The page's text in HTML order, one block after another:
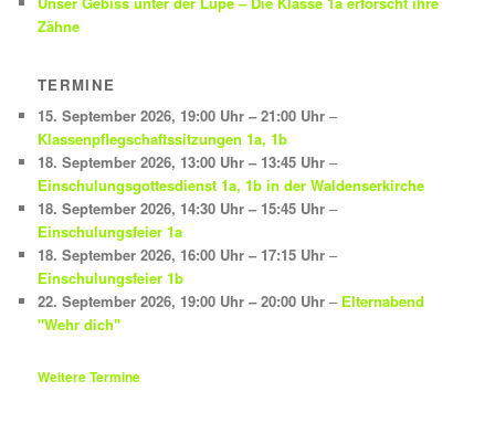
Zähne
TERMINE
15. September 2026, 19:00 Uhr – 21:00 Uhr –
Klassenpflegschaftssitzungen 1a, 1b
18. September 2026, 13:00 Uhr – 13:45 Uhr –
Einschulungsgottesdienst 1a, 1b in der Waldenserkirche
18. September 2026, 14:30 Uhr – 15:45 Uhr –
Einschulungsfeier 1a
18. September 2026, 16:00 Uhr – 17:15 Uhr –
Einschulungsfeier 1b
22. September 2026, 19:00 Uhr – 20:00 Uhr – Elternabend
"Wehr dich"
Weitere Termine